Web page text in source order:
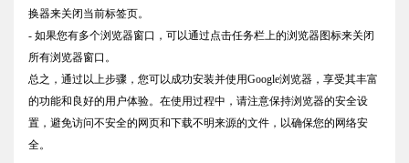
换器来关闭当前标签页。
- 如果您有多个浏览器窗口，可以通过点击任务栏上的浏览器图标来关闭
所有浏览器窗口。
总之，通过以上步骤，您可以成功安装并使用Google浏览器，享受其丰富
的功能和良好的用户体验。在使用过程中，请注意保持浏览器的安全设
置，避免访问不安全的网页和下载不明来源的文件，以确保您的网络安
全。